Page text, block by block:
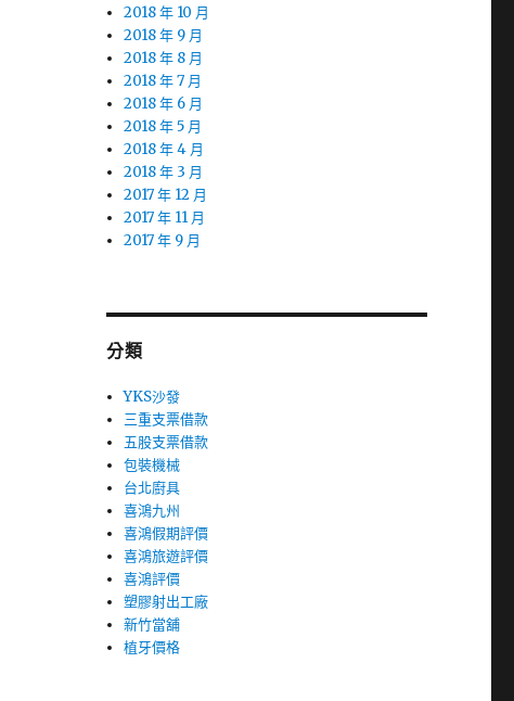
2018 年 10 月
2018 年 9 月
2018 年 8 月
2018 年 7 月
2018 年 6 月
2018 年 5 月
2018 年 4 月
2018 年 3 月
2017 年 12 月
2017 年 11 月
2017 年 9 月
分類
YKS沙發
三重支票借款
五股支票借款
包裝機械
台北廚具
喜鴻九州
喜鴻假期評價
喜鴻旅遊評價
喜鴻評價
塑膠射出工廠
新竹當舖
植牙價格